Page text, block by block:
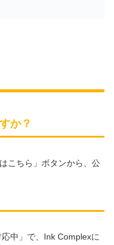
か？
こちら」ボタンから、公
中」で、Ink Complexに